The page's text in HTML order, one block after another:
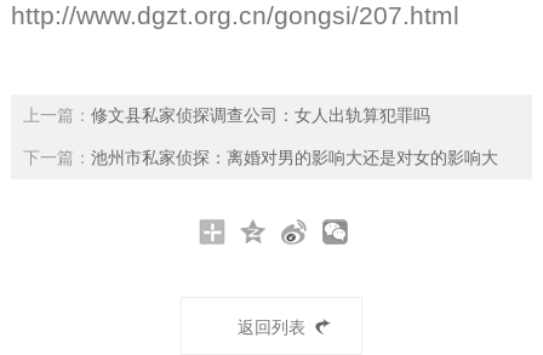
http://www.dgzt.org.cn/gongsi/207.html
上一篇： 修文县私家侦探调查公司：女人出轨算犯罪吗
下一篇： 池州市私家侦探：离婚对男的影响大还是对女的影响大
返回列表